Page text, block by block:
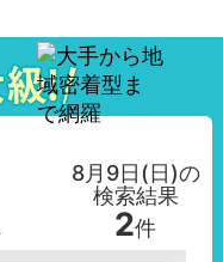
8月9日(日)の
検索結果
2件